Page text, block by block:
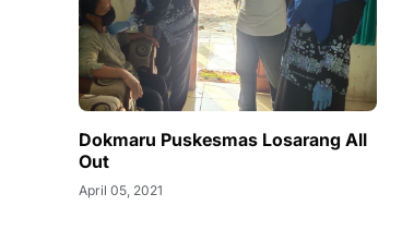
Dokmaru Puskesmas Losarang All
Out
April 05, 2021